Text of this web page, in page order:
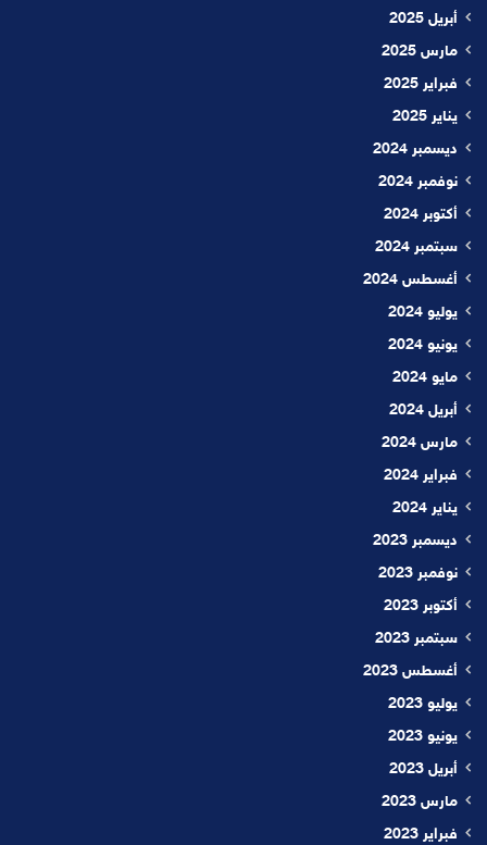
أبريل 2025
مارس 2025
فبراير 2025
يناير 2025
ديسمبر 2024
نوفمبر 2024
أكتوبر 2024
سبتمبر 2024
أغسطس 2024
يوليو 2024
يونيو 2024
مايو 2024
أبريل 2024
مارس 2024
فبراير 2024
يناير 2024
ديسمبر 2023
نوفمبر 2023
أكتوبر 2023
سبتمبر 2023
أغسطس 2023
يوليو 2023
يونيو 2023
أبريل 2023
مارس 2023
فبراير 2023